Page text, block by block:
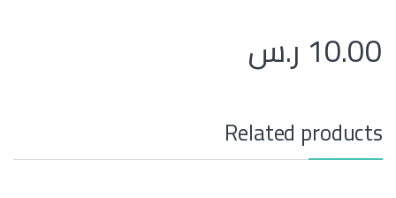
10.00 ر.س
Related products